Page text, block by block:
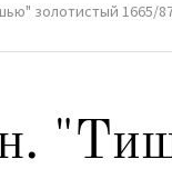
золотистый 1665/